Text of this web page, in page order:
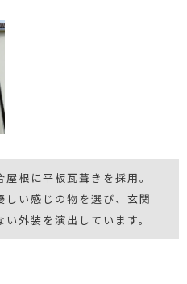
根に平板瓦葺きを採用。
い感じの物を選び、玄関
外装を演出しています。